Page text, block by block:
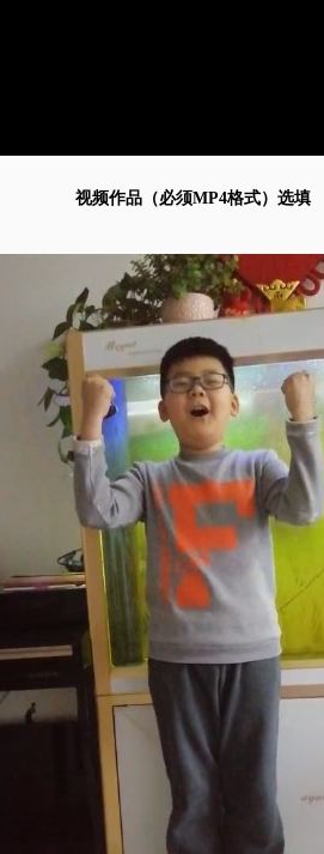
视频作品（必须MP4格式）选填